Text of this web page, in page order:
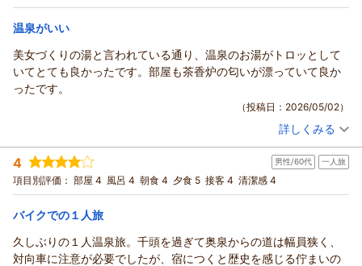
宿泊価格帯： 13,001～14,000円(大人一人あたり/税込)
温泉がいい
美女づくりの湯と言われている通り、温泉のお湯がトロッとして
いてとても良かったです。部屋も茶香炉の匂いが漂っていて良か
ったです。
（投稿日：2026/05/02）
投稿者： takaさん(男性/50代)
宿泊プラン： スタンダードプラン［九曜紋コース］｜『厳選した素材を使っ
たワンランク上の和会席料理』
和室 朝・夕
宿泊価格帯： 28,001～29,000円(大人一人あたり/税込)
詳しくみる
4 男性/60代 一人旅
項目別評価： 部屋 4 風呂 4 朝食 4 夕食 5 接客 4 清潔感 4
バイクでの１人旅
久しぶりの１人温泉旅。千頭を過ぎて奥泉からの道は幅員狭く、
対向車に注意が必要でしたが、宿につくと歴史を感じる佇まいの